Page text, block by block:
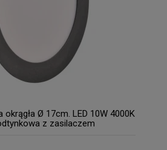
okrągła Ø 17cm. LED 10W 4000K
z zasilaczem